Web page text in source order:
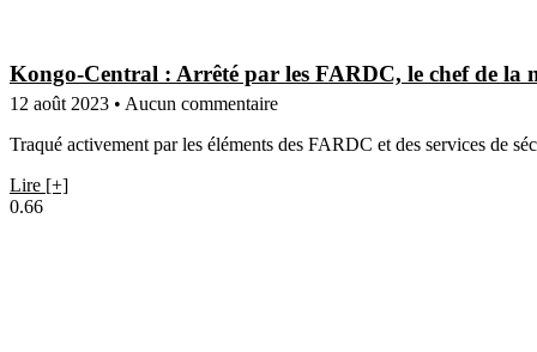
Kongo-Central : Arrêté par les FARDC, le chef de
12 août 2023
Aucun commentaire
Traqué activement par les éléments des FARDC et des services de
Lire [+]